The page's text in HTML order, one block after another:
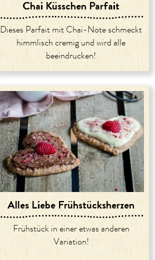
Chai Küsschen Parfait
Dieses Parfait mit Chai-Note schmeckt
himmlisch cremig und wird alle
beeindrucken!
Alles Liebe Frühstücksherzen
Frühstück in einer etwas anderen
Variation!